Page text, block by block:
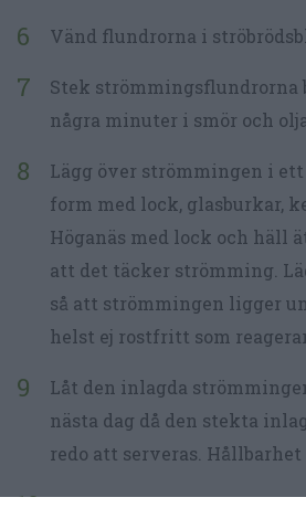
Vänd flundrorna i
Stek strömmingsflundrorna
några minuter i smör och
Lägg över strömmingen i
form med lock, glasburkar,
Höganäs med lock och häll
att det täcker strömming.
så att strömmingen ligger
helst ej rostfritt som
Låt den inlagda
nästa dag då den stekta
redo att serveras. Hållbarhet